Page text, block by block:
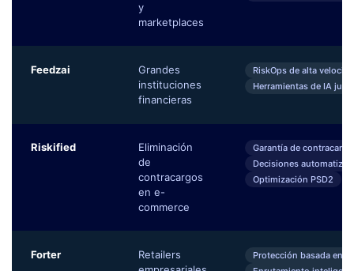
y
marketplaces
Feedzai
Grandes
instituciones
financieras
RiskOps de alta
Herramientas de IA justa
Riskified
Eliminación
de
contracargos
en e-
commerce
Garantía de contracargo
Decisiones
Optimización PSD2
Forter
Retailers
Protección basada en